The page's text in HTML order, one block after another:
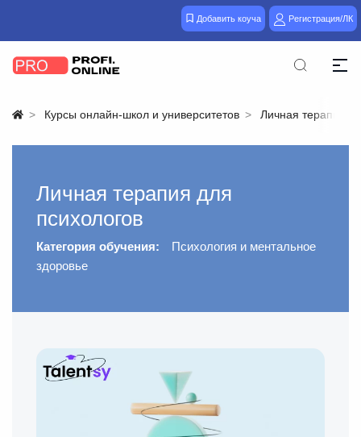
Добавить коуча Регистрация/ЛК
Курсы онлайн-школ и университетов Личная терапия
Личная терапия для
психологов
Категория обучения:
Психология и ментальное
здоровье